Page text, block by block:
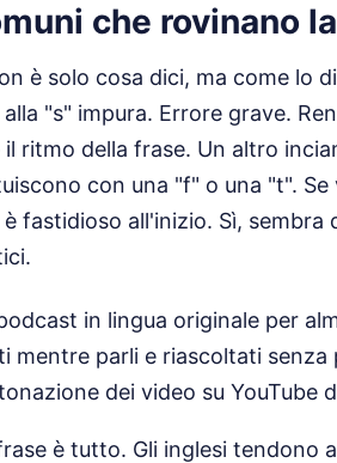
che rovinano
è solo cosa dici, ma come lo
"s" impura. Errore grave.
il ritmo della frase. Un altro
con una "f" o una "t".
fastidioso all'inizio. Sì,
in lingua originale per
mentre parli e riascoltati senza
dei video su YouTube
è tutto. Gli inglesi tendono